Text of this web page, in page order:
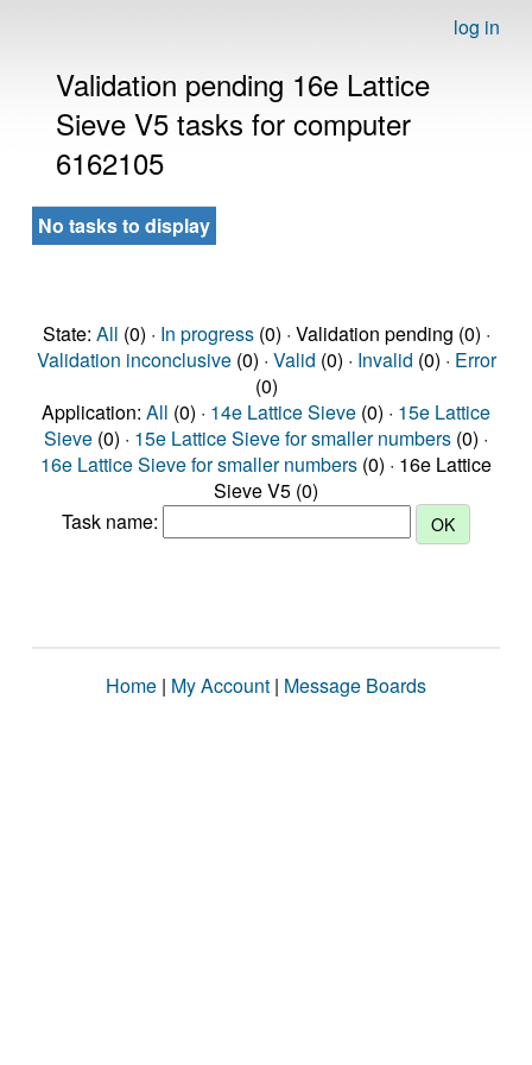
log in
Validation pending 16e Lattice
Sieve V5 tasks for computer
6162105
No tasks to display
State: All (0) · In progress(0) · Validation pending (0) ·
Validation inconclusive(0) · Valid (0) · Invalid (0) · Error
(0)
Application: All (0) · 14e Lattice Sieve (0) · 15e Lattice
Sieve (0) · 15e Lattice Sieve for smaller numbers (0) ·
16e Lattice Sieve for smaller numbers (0) · 16e Lattice
Sieve V5 (0)
Task name:
Home | My Account | Message Boards